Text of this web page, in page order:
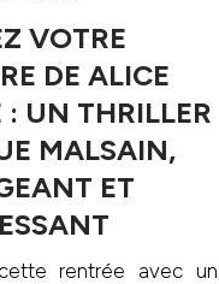
VOTRE
DE ALICE
: UN THRILLER
MALSAIN,
ET
rentrée avec un